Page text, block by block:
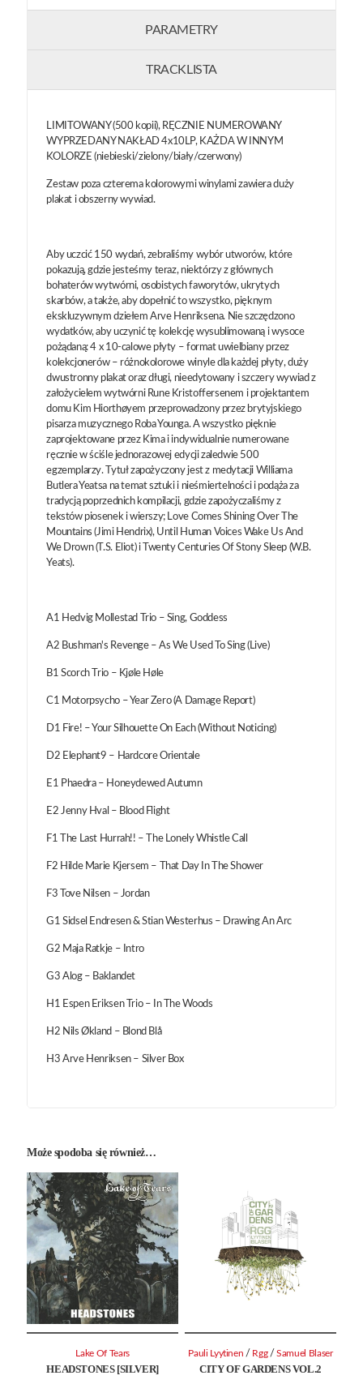
PARAMETRY
TRACKLISTA
LIMITOWANY (500 kopii), RĘCZNIE NUMEROWANY
WYPRZEDANY NAKŁAD 4x10LP, KAŻDA W INNYM
KOLORZE (niebieski/zielony/biały/czerwony)
Zestaw poza czterema kolorowymi winylami zawiera duży
plakat i obszerny wywiad.
Aby uczcić 150 wydań, zebraliśmy wybór utworów, które
pokazują, gdzie jesteśmy teraz, niektórzy z głównych
bohaterów wytwórni, osobistych faworytów, ukrytych
skarbów, a także, aby dopełnić to wszystko, pięknym
ekskluzywnym dziełem Arve Henriksena. Nie szczędzono
wydatków, aby uczynić tę kolekcję wysublimowaną i wysoce
pożądaną: 4 x 10-calowe płyty – format uwielbiany przez
kolekcjonerów – różnokolorowe winyle dla każdej płyty, duży
dwustronny plakat oraz długi, nieedytowany i szczery wywiad z
założycielem wytwórni Rune Kristoffersenem i projektantem
domu Kim Hiorthøyem przeprowadzony przez brytyjskiego
pisarza muzycznego Roba Younga. A wszystko pięknie
zaprojektowane przez Kima i indywidualnie numerowane
ręcznie w ściśle jednorazowej edycji zaledwie 500
egzemplarzy. Tytuł zapożyczony jest z medytacji Williama
Butlera Yeatsa na temat sztuki i nieśmiertelności i podąża za
tradycją poprzednich kompilacji, gdzie zapożyczaliśmy z
tekstów piosenek i wierszy; Love Comes Shining Over The
Mountains (Jimi Hendrix), Until Human Voices Wake Us And
We Drown (T.S. Eliot) i Twenty Centuries Of Stony Sleep (W.B.
Yeats).
A1 Hedvig Mollestad Trio – Sing, Goddess
A2 Bushman's Revenge – As We Used To Sing (Live)
B1 Scorch Trio – Kjøle Høle
C1 Motorpsycho – Year Zero (A Damage Report)
D1 Fire! – Your Silhouette On Each (Without Noticing)
D2 Elephant9 – Hardcore Orientale
E1 Phaedra – Honeydewed Autumn
E2 Jenny Hval – Blood Flight
F1 The Last Hurrah!! – The Lonely Whistle Call
F2 Hilde Marie Kjersem – That Day In The Shower
F3 Tove Nilsen – Jordan
G1 Sidsel Endresen & Stian Westerhus – Drawing An Arc
G2 Maja Ratkje – Intro
G3 Alog – Baklandet
H1 Espen Eriksen Trio – In The Woods
H2 Nils Økland – Blond Blå
H3 Arve Henriksen – Silver Box
Może spodoba się również…
HEADSTONES [SILVER]
Lake Of Tears
CITY OF GARDENS VOL.2
Pauli Lyytinen / Rgg /Samuel Blaser